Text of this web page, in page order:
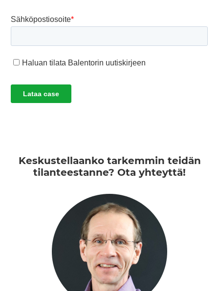
Keskustellaanko tarkemmin teidän
tilanteestanne? Ota yhteyttä!